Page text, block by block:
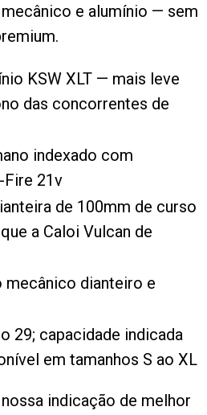
e alumínio — sem
KSW XLT — mais leve
das concorrentes de
indexado com
Fire 21v
de 100mm de curso
a Caloi Vulcan de
mecânico dianteiro e
29; capacidade indicada
em tamanhos S ao XL
indicação de melhor